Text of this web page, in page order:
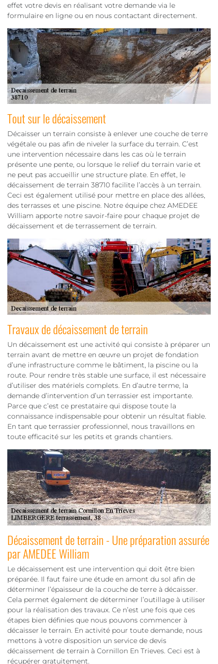
effet votre devis en réalisant votre demande via le
formulaire en ligne ou en nous contactant directement.
Tout sur le décaissement
Décaisser un terrain consiste à enlever une couche de terre
végétale ou pas afin de niveler la surface du terrain. C’est
une intervention nécessaire dans les cas où le terrain
présente une pente, ou lorsque le relief du terrain varie et
ne peut pas accueillir une structure plate. En effet, le
décaissement de terrain 38710 facilite l’accès à un terrain.
Ceci est également utilisé pour mettre en place des allées,
des terrasses et une piscine. Notre équipe chez AMEDEE
William apporte notre savoir-faire pour chaque projet de
décaissement et de terrassement de terrain.
Travaux de décaissement de terrain
Un décaissement est une activité qui consiste à préparer un
terrain avant de mettre en œuvre un projet de fondation
d’une infrastructure comme le bâtiment, la piscine ou la
route. Pour rendre très stable une surface, il est nécessaire
d’utiliser des matériels complets. En d’autre terme, la
demande d’intervention d’un terrassier est importante.
Parce que c’est ce prestataire qui dispose toute la
connaissance indispensable pour obtenir un résultat fiable.
En tant que terrassier professionnel, nous travaillons en
toute efficacité sur les petits et grands chantiers.
Décaissement de terrain - Une préparation assurée
par AMEDEE William
Le décaissement est une intervention qui doit être bien
préparée. Il faut faire une étude en amont du sol afin de
déterminer l’épaisseur de la couche de terre à décaisser.
Cela permet également de déterminer l’outillage à utiliser
pour la réalisation des travaux. Ce n’est une fois que ces
étapes bien définies que nous pouvons commencer à
décaisser le terrain. En activité pour toute demande, nous
mettons à votre disposition un service de devis
décaissement de terrain à Cornillon En Trieves. Ceci est à
récupérer gratuitement.